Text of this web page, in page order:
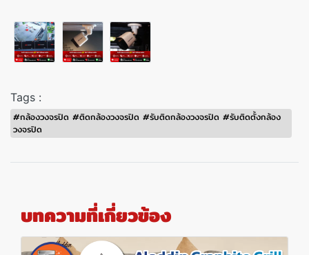
Tags :
#กล้องวงจรปิด #ติดกล้องวงจรปิด #รับติดกล้องวงจรปิด #รับติดตั้งกล้อง
วงจรปิด
บทความที่เกี่ยวข้อง